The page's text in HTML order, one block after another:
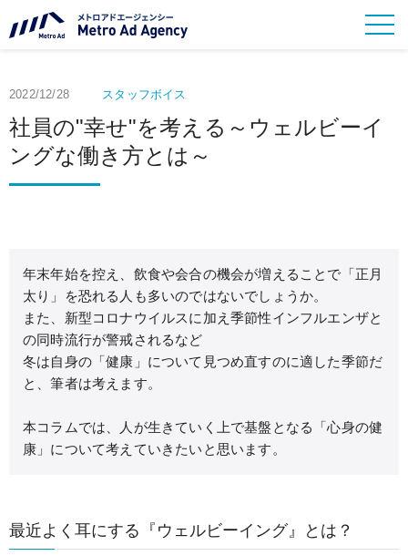
2022/12/28 スタッフボイス
社員の"幸せ"を考える～ウェルビーイ
ングな働き方とは～
年末年始を控え、飲食や会合の機会が増えることで「正月
太り」を恐れる人も多いのではないでしょうか。
また、新型コロナウイルスに加え季節性インフルエンザと
の同時流行が警戒されるなど
冬は自身の「健康」について見つめ直すのに適した季節だ
と、筆者は考えます。
本コラムでは、人が生きていく上で基盤となる「心身の健
康」について考えていきたいと思います。
最近よく耳にする『ウェルビーイング』とは？